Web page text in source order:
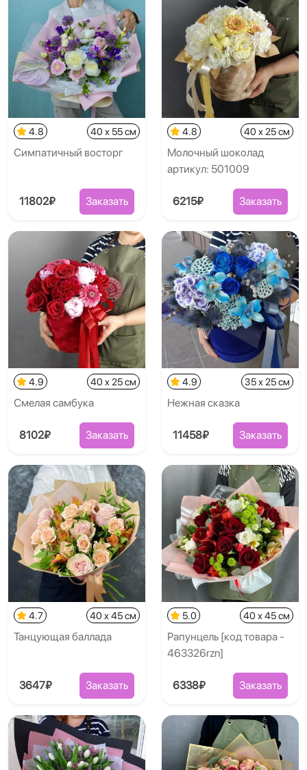
4.8 40 x 55 см
Симпатичный восторг
11802₽ Заказать
4.8 40 x 25 см
Молочный шоколад
артикул: 501009
6215₽ Заказать
4.9 40 x 25 см
Смелая самбука
8102₽ Заказать
4.9 35 x 25 см
Нежная сказка
11458₽ Заказать
4.7 40 x 45 см
Танцующая баллада
3647₽ Заказать
5.0 40 x 45 см
Рапунцель [код товара -
463326rzn]
6338₽ Заказать